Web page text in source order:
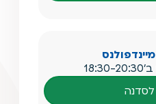
ב'18:30-20:30
לסדנה